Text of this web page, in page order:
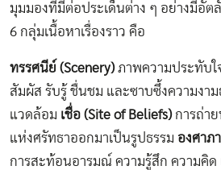
มุมมองที่มีต่อประเด็นต่าง ๆ อย่างมีอั
6 กลุ่มเนื้อหาเรื่องราว คือ
ทรรศนีย์ (Scenery)ภาพความประทับใ
สัมผัส รับรู้ ชื่นชม และซาบซึ้งความงาม
แวดล้อม เชื่อ (Site of Beliefs)การถ่าย
แห่งศรัทธาออกมาเป็นรูปธรรม องศาภ
การสะท้อนอารมณ์ ความรู้สึก ความคิ